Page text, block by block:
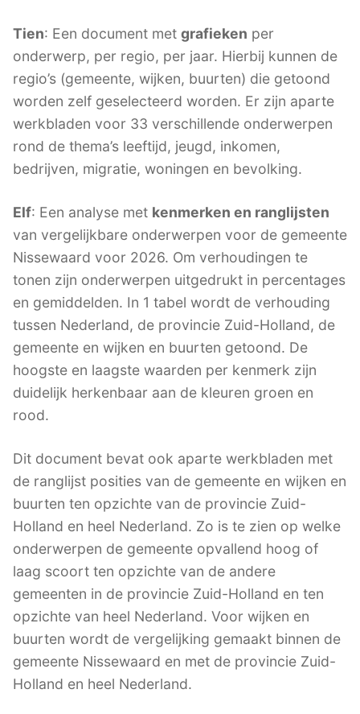
Tien: Een document met grafieken per
onderwerp, per regio, per jaar. Hierbij kunnen de
regio’s (gemeente, wijken, buurten) die getoond
worden zelf geselecteerd worden. Er zijn aparte
werkbladen voor 33 verschillende onderwerpen
rond de thema’s leeftijd, jeugd, inkomen,
bedrijven, migratie, woningen en bevolking.
Elf: Een analyse met kenmerken en ranglijsten
van vergelijkbare onderwerpen voor de gemeente
Nissewaard voor 2026. Om verhoudingen te
tonen zijn onderwerpen uitgedrukt in percentages
en gemiddelden. In 1 tabel wordt de verhouding
tussen Nederland, de provincie Zuid-Holland, de
gemeente en wijken en buurten getoond. De
hoogste en laagste waarden per kenmerk zijn
duidelijk herkenbaar aan de kleuren groen en
rood.
Dit document bevat ook aparte werkbladen met
de ranglijst posities van de gemeente en wijken en
buurten ten opzichte van de provincie Zuid-
Holland en heel Nederland. Zo is te zien op welke
onderwerpen de gemeente opvallend hoog of
laag scoort ten opzichte van de andere
gemeenten in de provincie Zuid-Holland en ten
opzichte van heel Nederland. Voor wijken en
buurten wordt de vergelijking gemaakt binnen de
gemeente Nissewaard en met de provincie Zuid-
Holland en heel Nederland.